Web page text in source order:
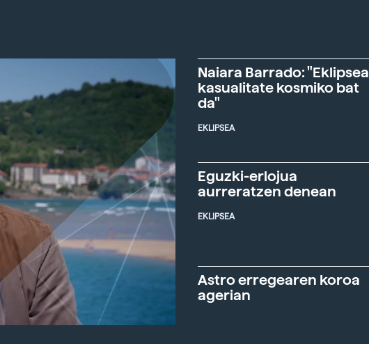
Naiara Barrado: "Eklipsea
kasualitate kosmiko bat
da"
EKLIPSEA
Eguzki-erlojua
aurreratzen denean
EKLIPSEA
Astro erregearen koroa
agerian